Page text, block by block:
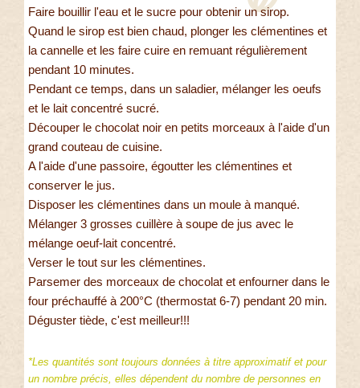
Faire bouillir l'eau et le sucre pour obtenir un sirop.
Quand le sirop est bien chaud, plonger les clémentines et
la cannelle et les faire cuire en remuant régulièrement
pendant 10 minutes.
Pendant ce temps, dans un saladier, mélanger les oeufs
et le lait concentré sucré.
Découper le chocolat noir en petits morceaux à l'aide d'un
grand couteau de cuisine.
A l'aide d'une passoire, égoutter les clémentines et
conserver le jus.
Disposer les clémentines dans un moule à manqué.
Mélanger 3 grosses cuillère à soupe de jus avec le
mélange oeuf-lait concentré.
Verser le tout sur les clémentines.
Parsemer des morceaux de chocolat et enfourner dans le
four préchauffé à 200°C (thermostat 6-7) pendant 20 min.
Déguster tiède, c'est meilleur!!!
*Les quantités sont toujours données à titre approximatif et pour
un nombre précis, elles dépendent du nombre de personnes en